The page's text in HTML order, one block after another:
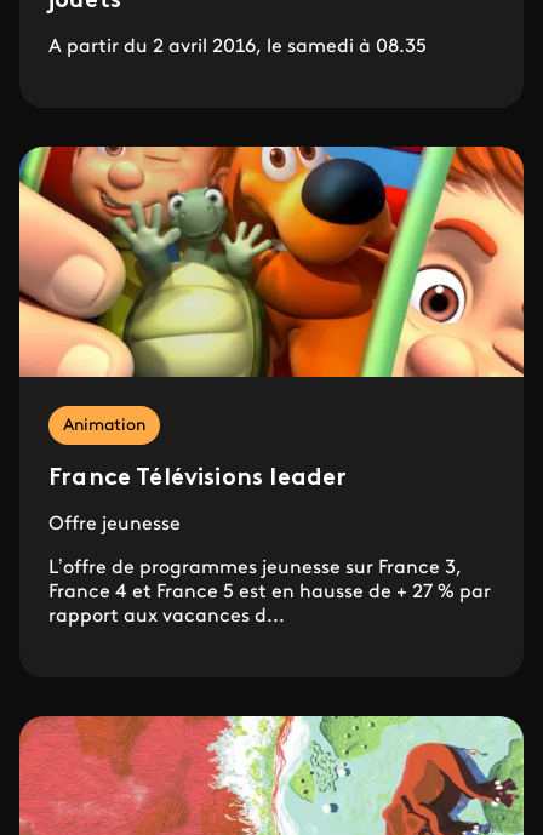
A partir du 2 avril 2016, le samedi à 08.35
Animation
France Télévisions leader
Offre jeunesse
L’offre de programmes jeunesse sur France 3,
France 4 et France 5 est en hausse de + 27 % par
rapport aux vacances d...